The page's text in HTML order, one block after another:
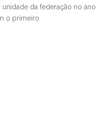
da federação no ano
o primeiro